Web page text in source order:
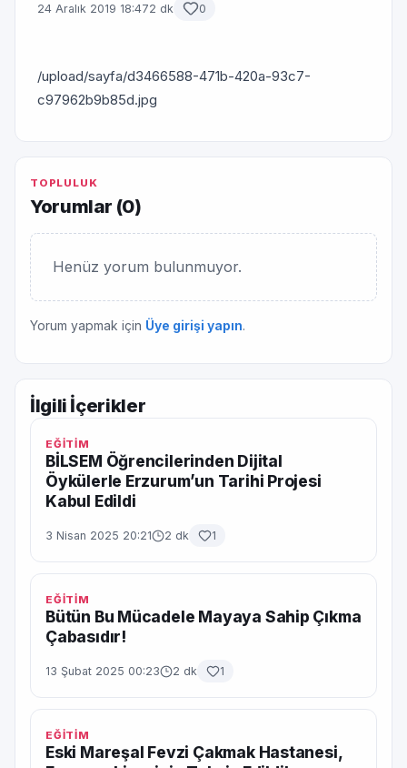
24 Aralık 2019 18:472 dk 0
/upload/sayfa/d3466588-471b-420a-93c7-
c97962b9b85d.jpg
TOPLULUK
Yorumlar (0)
Henüz yorum bulunmuyor.
Yorum yapmak için Üye girişi yapın.
İlgili İçerikler
EĞİTİM
BİLSEM Öğrencilerinden Dijital
Öykülerle Erzurum’un Tarihi Projesi
Kabul Edildi
3 Nisan 2025 20:21 2 dk 1
EĞİTİM
Bütün Bu Mücadele Mayaya Sahip Çıkma
Çabasıdır!
13 Şubat 2025 00:23 2 dk 1
EĞİTİM
Eski Mareşal Fevzi Çakmak Hastanesi,